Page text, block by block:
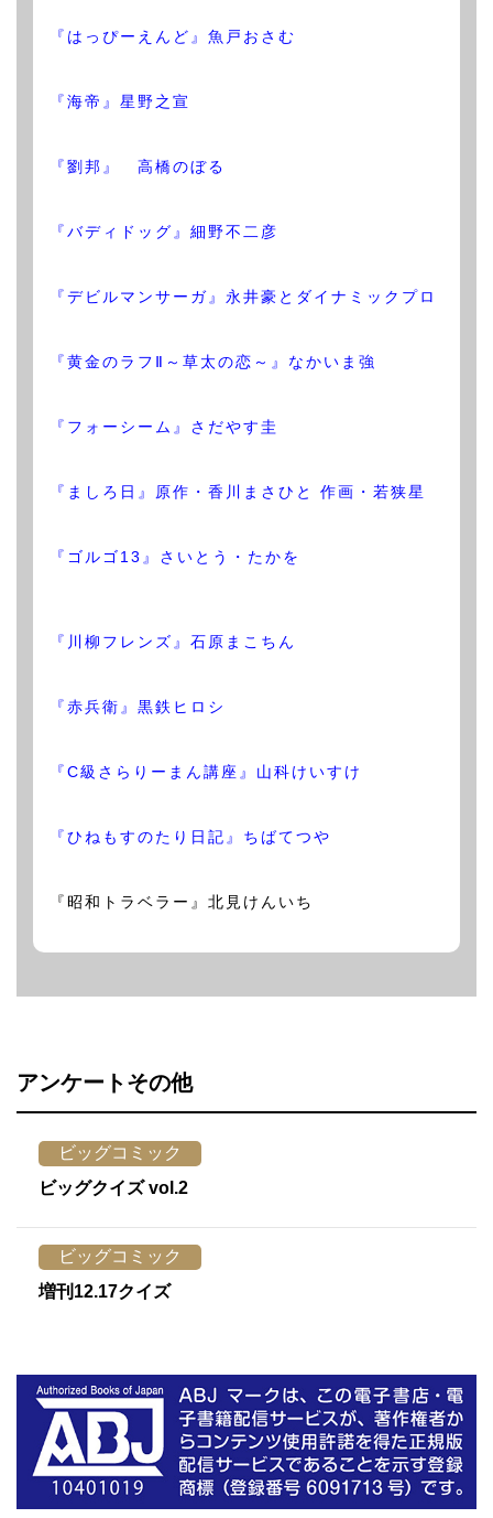
『はっぴーえんど』魚戸おさむ
『海帝』星野之宣
『劉邦』 高橋のぼる
『バディドッグ』細野不二彦
『デビルマンサーガ』永井豪とダイナミックプロ
『黄金のラフⅡ～草太の恋～』なかいま強
『フォーシーム』さだやす圭
『ましろ日』原作・香川まさひと 作画・若狭星
『ゴルゴ13』さいとう・たかを
『川柳フレンズ』石原まこちん
『赤兵衛』黒鉄ヒロシ
『C級さらりーまん講座』山科けいすけ
『ひねもすのたり日記』ちばてつや
『昭和トラベラー』北見けんいち
アンケートその他
ビッグコミック
ビッグクイズ vol.2
ビッグコミック
増刊12.17クイズ